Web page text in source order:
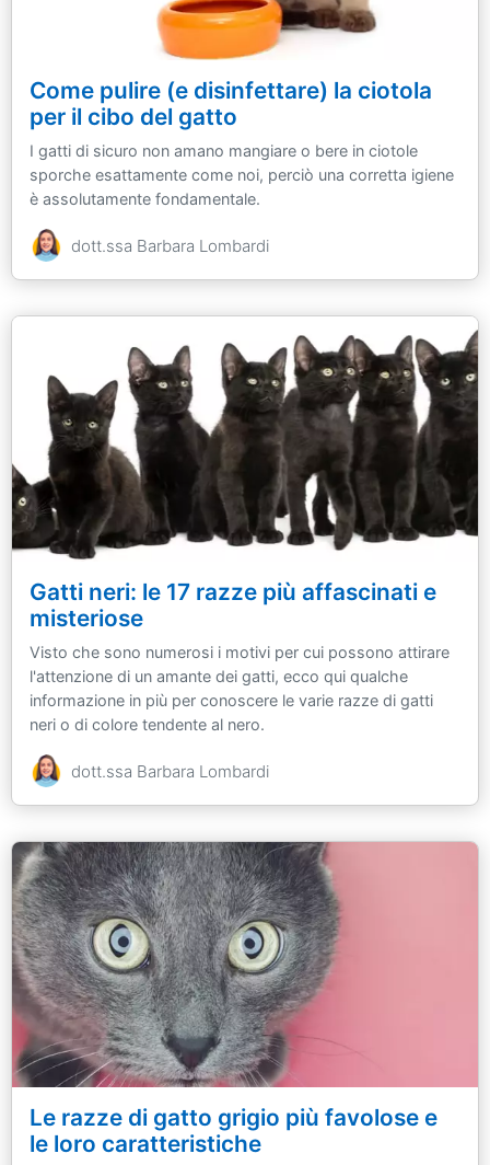
Come pulire (e disinfettare) la ciotola
per il cibo del gatto
I gatti di sicuro non amano mangiare o bere in ciotole
sporche esattamente come noi, perciò una corretta igiene
è assolutamente fondamentale.
dott.ssa Barbara Lombardi
Gatti neri: le 17 razze più affascinati e
misteriose
Visto che sono numerosi i motivi per cui possono attirare
l'attenzione di un amante dei gatti, ecco qui qualche
informazione in più per conoscere le varie razze di gatti
neri o di colore tendente al nero.
dott.ssa Barbara Lombardi
Le razze di gatto grigio più favolose e
le loro caratteristiche